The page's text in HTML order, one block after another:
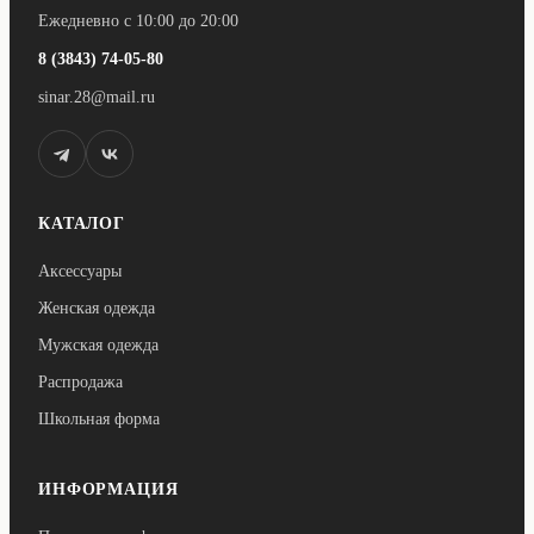
Ежедневно с 10:00 до 20:00
8 (3843) 74-05-80
sinar.28@mail.ru
КАТАЛОГ
Аксессуары
Женская одежда
Мужская одежда
Распродажа
Школьная форма
ИНФОРМАЦИЯ